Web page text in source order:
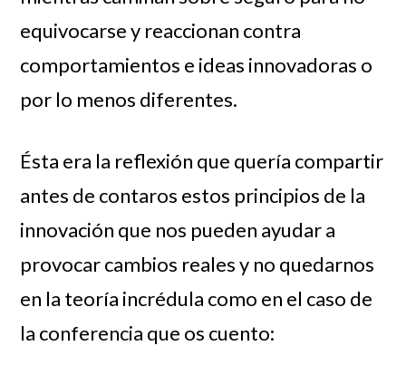
equivocarse y reaccionan contra
comportamientos e ideas innovadoras o
por lo menos diferentes.
Ésta era la reflexión que quería compartir
antes de contaros estos principios de la
innovación que nos pueden ayudar a
provocar cambios reales y no quedarnos
en la teoría incrédula como en el caso de
la conferencia que os cuento: